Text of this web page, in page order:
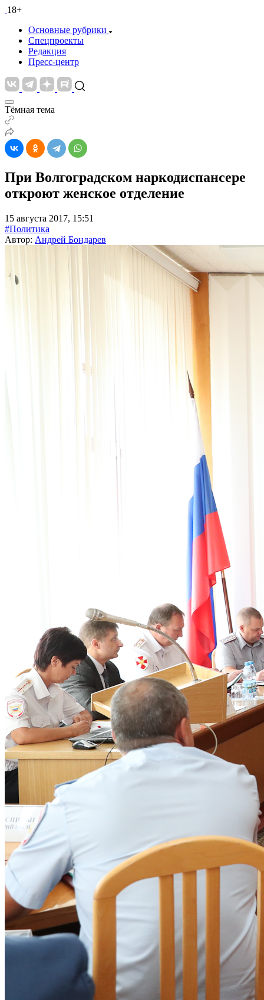
18+
Основные рубрики
Спецпроекты
Редакция
Пресс-центр
Тёмная тема
При Волгоградском наркодиспансере
откроют женское отделение
15 августа 2017, 15:51
#Политика
Автор: Андрей Бондарев